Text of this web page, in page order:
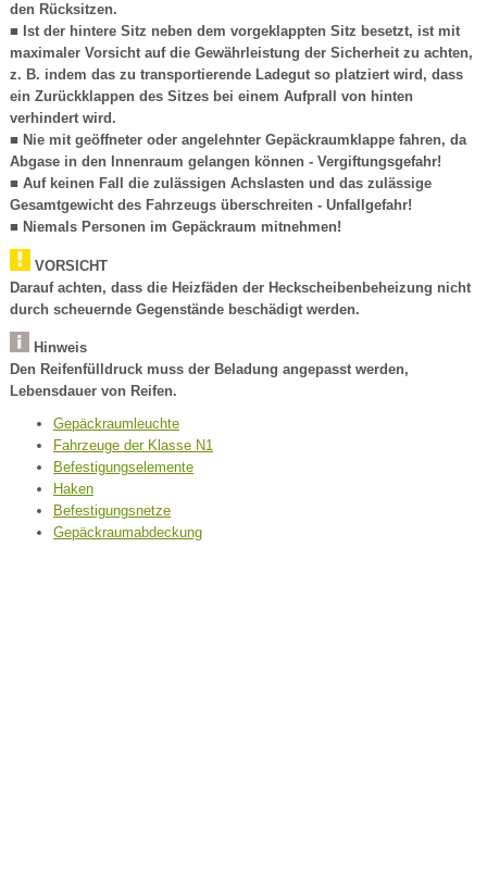
den Rücksitzen.
■ Ist der hintere Sitz neben dem vorgeklappten Sitz besetzt, ist mit
maximaler Vorsicht auf die Gewährleistung der Sicherheit zu achten,
z. B. indem das zu transportierende Ladegut so platziert wird, dass
ein Zurückklappen des Sitzes bei einem Aufprall von hinten
verhindert wird.
■ Nie mit geöffneter oder angelehnter Gepäckraumklappe fahren, da
Abgase in den Innenraum gelangen können - Vergiftungsgefahr!
■ Auf keinen Fall die zulässigen Achslasten und das zulässige
Gesamtgewicht des Fahrzeugs überschreiten - Unfallgefahr!
■ Niemals Personen im Gepäckraum mitnehmen!
VORSICHT
Darauf achten, dass die Heizfäden der Heckscheibenbeheizung nicht
durch scheuernde Gegenstände beschädigt werden.
Hinweis
Den Reifenfülldruck muss der Beladung angepasst werden,
Lebensdauer von Reifen.
Gepäckraumleuchte
Fahrzeuge der Klasse N1
Befestigungselemente
Haken
Befestigungsnetze
Gepäckraumabdeckung